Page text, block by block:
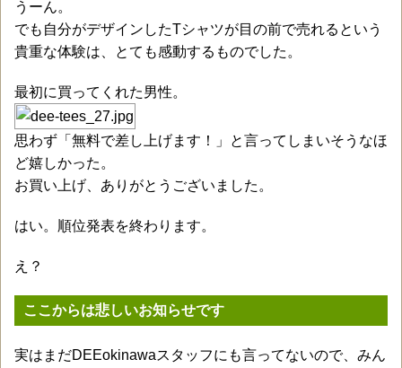
うーん。
でも自分がデザインしたTシャツが目の前で売れるという
貴重な体験は、とても感動するものでした。
最初に買ってくれた男性。
思わず「無料で差し上げます！」と言ってしまいそうなほ
ど嬉しかった。
お買い上げ、ありがとうございました。
はい。順位発表を終わります。
え？
ここからは悲しいお知らせです
実はまだDEEokinawaスタッフにも言ってないので、みん